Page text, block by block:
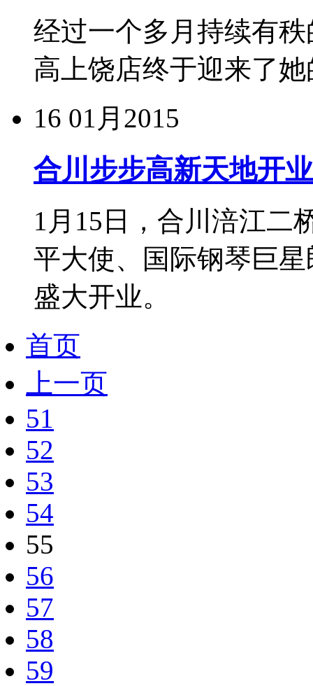
经过一个多月持续有
高上饶店终于迎来了
16 01月2015
合川步步高新天地开
1月15日，合川涪江二
平大使、国际钢琴巨
盛大开业。
首页
上一页
51
52
53
54
55
56
57
58
59